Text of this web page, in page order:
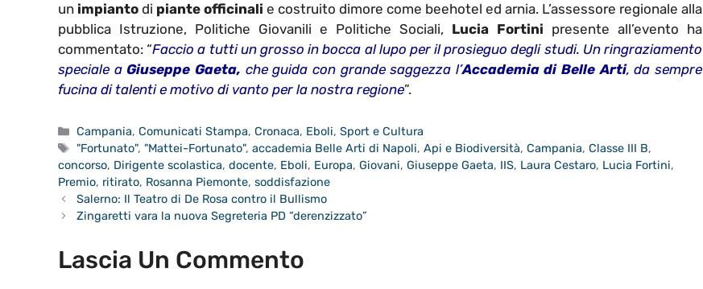
un impianto di piante officinali e costruito dimore come beehotel ed arnia. L’assessore regionale alla
pubblica Istruzione, Politiche Giovanili e Politiche Sociali, Lucia Fortini presente all’evento ha
commentato: “Faccio a tutti un grosso in bocca al lupo per il prosieguo degli studi. Un ringraziamento
speciale aGiuseppe Gaeta, che guida con grande saggezza l’Accademia di Belle Arti, da sempre
fucina di talenti e motivo di vanto per la nostra regione”.
Categorie
Campania,Comunicati Stampa,Cronaca, Eboli,Sport e Cultura
Tag
"Fortunato","Mattei-Fortunato",accademia Belle Arti di Napoli,Api e Biodiversità,Campania,Classe III B,
concorso, Dirigente scolastica, docente, Eboli, Europa, Giovani, Giuseppe Gaeta, IIS, Laura Cestaro, Lucia Fortini,
Premio, ritirato, Rosanna Piemonte, soddisfazione
Salerno: Il Teatro di De Rosa contro il Bullismo
Zingaretti vara la nuova Segreteria PD “derenzizzato”
Lascia Un Commento